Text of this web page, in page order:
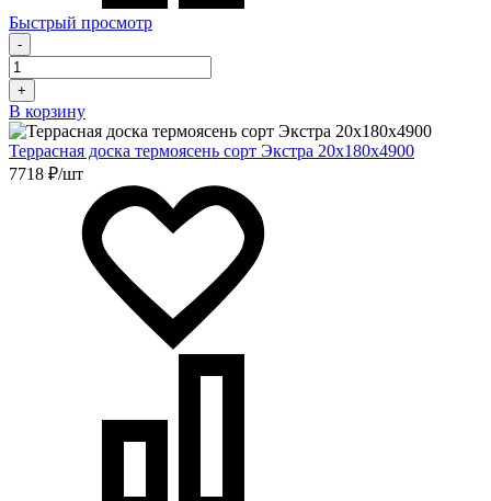
Быстрый просмотр
-
+
В корзину
Террасная доска термоясень сорт Экстра 20х180х4900
7718 ₽/шт